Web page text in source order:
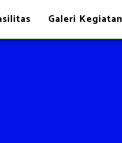
Galeri Kegiatan